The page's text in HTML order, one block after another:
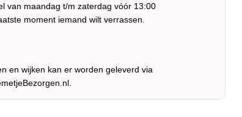
van maandag t/m zaterdag vóór 13:00
moment iemand wilt verrassen.
en wijken kan er worden geleverd via